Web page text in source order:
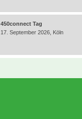
450connect Tag
17. September 2026, Köln